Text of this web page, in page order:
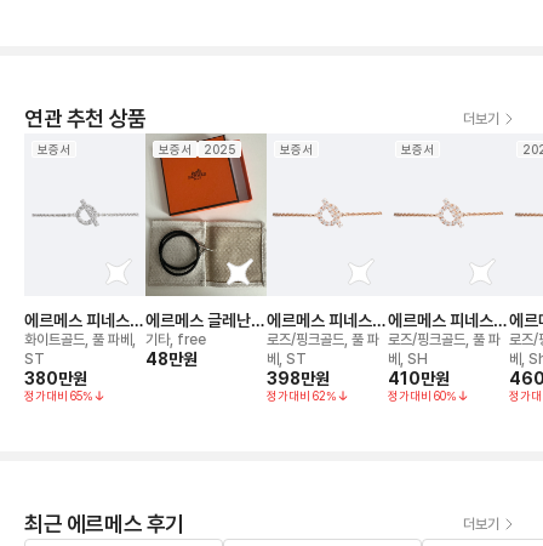
연관 추천 상품 더보기
보증서
에르메스 피네스
브레이슬릿
화이트골드, 풀 파베,
ST
380만원
정가대비 65%
보증서 2025
에르메스 글레난
더블 투어 브레이
슬릿
기타, free
48만원
보증서
에르메스 피네스
브레이슬릿
로즈/핑크골드, 풀 파
베, ST
398만원
정가대비 62%
보증서
에르메스 피네스
브레이슬릿
로즈/핑크골드, 풀 파
베, SH
410만원
정가대비 60%
에르
브레
로즈/
베,
정가
최근 에르메스 후기 더보기